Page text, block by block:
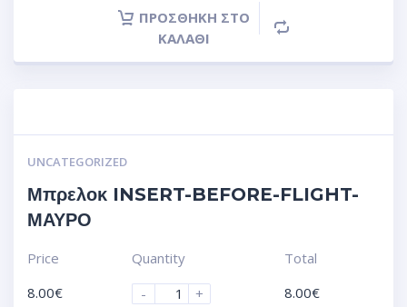
ΠΡΟΣΘΉΚΗ ΣΤΟ
ΚΑΛΆΘΙ
UNCATEGORIZED
Μπρελοκ INSERT-BEFORE-FLIGHT-
ΜΑΥΡΟ
Price
8.00€
Quantity
-
+
Total
8.00€